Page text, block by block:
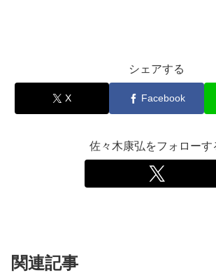
シェアする
X Facebook
佐々木康弘をフォローす
関連記事